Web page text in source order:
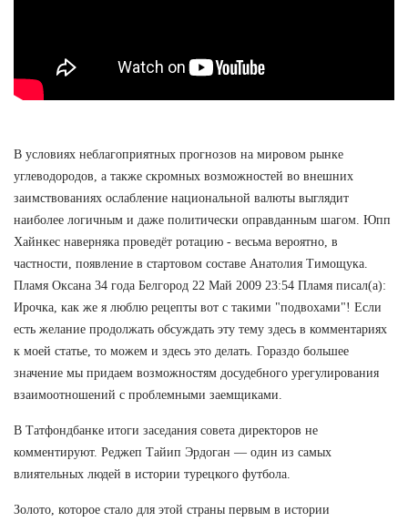
В условиях неблагоприятных прогнозов на мировом рынке
углеводородов, а также скромных возможностей во внешних
заимствованиях ослабление национальной валюты выглядит
наиболее логичным и даже политически оправданным шагом. Юпп
Хайнкес наверняка проведёт ротацию - весьма вероятно, в
частности, появление в стартовом составе Анатолия Тимощука.
Пламя Оксана 34 года Белгород 22 Май 2009 23:54 Пламя писал(а):
Ирочка, как же я люблю рецепты вот с такими "подвохами"! Если
есть желание продолжать обсуждать эту тему здесь в комментариях
к моей статье, то можем и здесь это делать. Гораздо большее
значение мы придаем возможностям досудебного урегулирования
взаимоотношений с проблемными заемщиками.
В Татфондбанке итоги заседания совета директоров не
комментируют. Реджеп Тайип Эрдоган — один из самых
влиятельных людей в истории турецкого футбола.
Золото, которое стало для этой страны первым в истории